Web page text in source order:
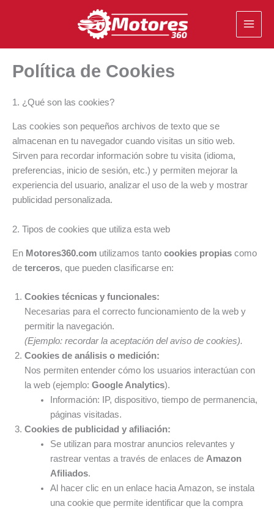
Política de Cookies
1. ¿Qué son las cookies?
Las cookies son pequeños archivos de texto que se
almacenan en tu navegador cuando visitas un sitio web.
Sirven para recordar información sobre tu visita (idioma,
preferencias, inicio de sesión, etc.) y permiten mejorar la
experiencia del usuario, analizar el uso de la web y mostrar
publicidad personalizada.
2. Tipos de cookies que utiliza esta web
En Motores360.com utilizamos tanto cookies propias como
de terceros, que pueden clasificarse en:
Cookies técnicas y funcionales:
Necesarias para el correcto funcionamiento de la web y
permitir la navegación.
(Ejemplo: recordar la aceptación del aviso de cookies).
Cookies de análisis o medición:
Nos permiten entender cómo los usuarios interactúan con
la web (ejemplo: Google Analytics).
Información: IP, dispositivo, tiempo de permanencia,
páginas visitadas.
Cookies de publicidad y afiliación:
Se utilizan para mostrar anuncios relevantes y
rastrear ventas a través de enlaces de Amazon
Afiliados.
Al hacer clic en un enlace hacia Amazon, se instala
una cookie que permite identificar que la compra